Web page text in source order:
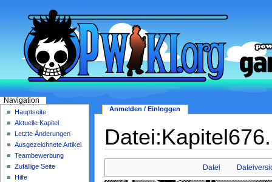
Datei
Anmelden / Einloggen
Navigation
Hauptseite
Aktuelle Kapitel
Letzte Änderungen
Ausgezeichnete Artikel
Teambewerbung
Zufällige Seite
Hilfe